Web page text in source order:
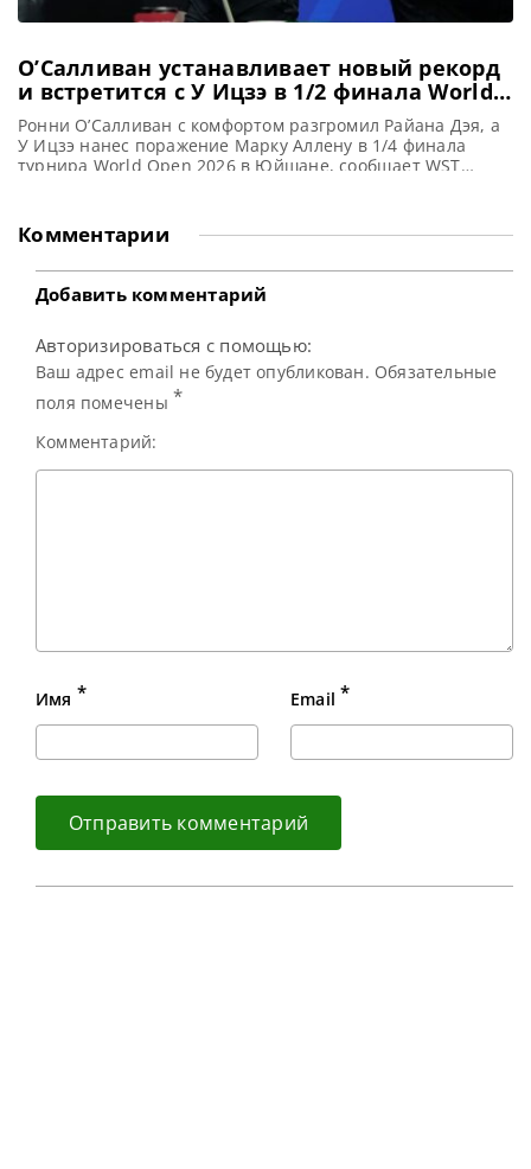
О’Салливан устанавливает новый рекорд
и встретится с У Ицзэ в 1/2 финала World
Open 2026
Ронни О’Салливан с комфортом разгромил Райана Дэя, а
У Ицзэ нанес поражение Марку Аллену в 1/4 финала
турнира World Open 2026 в Юйшане, сообщает WST
Дэя со счетом 5-0. Он вышел в полуфинал World Open
2026 в Юйшане, где
Комментарии
Добавить комментарий
Авторизироваться с помощью:
Ваш адрес email не будет опубликован. Обязательные
поля помечены *
Комментарий:
Имя * Email *